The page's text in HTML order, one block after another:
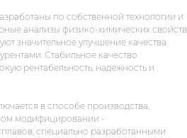
по собственной технологии и
анализы физико-химических свойств
значительное улучшение качества
Стабильное качество
рентабельность, надежность и
в способе производства,
модифицировании -
специально разработанными